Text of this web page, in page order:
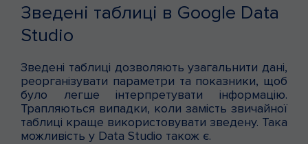
Зведені таблиці в Google Data
Studio
Зведені таблиці дозволяють узагальнити дані,
реорганізувати параметри та показники, щоб
було легше інтерпретувати інформацію.
Трапляються випадки, коли замість звичайної
таблиці краще використовувати зведену. Така
можливість у Data Studio також є.